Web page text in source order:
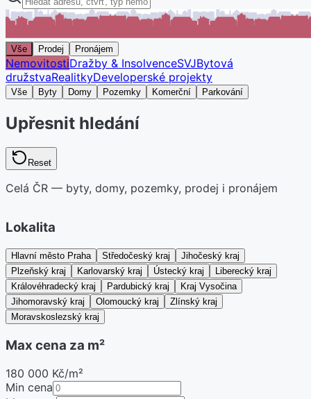
Vše Prodej Pronájem
NemovitostiDražby & InsolvenceSVJBytová
družstvaRealitkyDeveloperské projekty
Vše Byty Domy Pozemky Komerční Parkování
Upřesnit hledání
Reset
Celá ČR — byty, domy, pozemky, prodej i pronájem
Lokalita
Hlavní město Praha Středočeský kraj
Jihočeský kraj
Plzeňský kraj
Karlovarský kraj Ústecký kraj
Liberecký kraj
Královéhradecký kraj
Pardubický kraj
Kraj Vysočina
Jihomoravský kraj
Olomoucký kraj
Zlínský kraj
Moravskoslezský kraj
Max cena za m²
180 000 Kč/m²
Min cena